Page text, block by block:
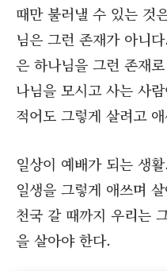
때만 불러낼 수 있는 것
님은 그런 존재가 아니
은 하나님을 그런 존재
나님을 모시고 사는 사
적어도 그렇게 살려고
일상이 예배가 되는 생
일생을 그렇게 애쓰며
천국 갈 때까지 우리는
을 살아야 한다.